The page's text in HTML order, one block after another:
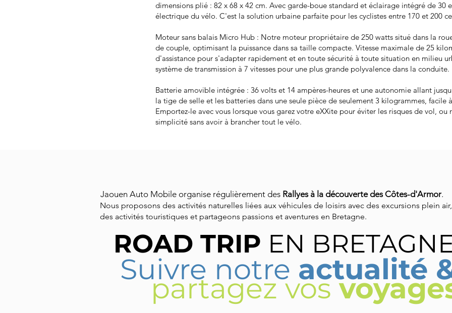
dimensions plié : 82 x 68 x 42 cm. Avec garde-boue standard et éclairage intégré de 30
électrique du vélo. C'est la solution urbaine parfaite pour les cyclistes entre 170 et 200
Moteur sans balais Micro Hub : Notre moteur propriétaire de 250 watts situé dans la
de couple, optimisant la puissance dans sa taille compacte. Vitesse maximale de 25
d'assistance pour s'adapter rapidement et en toute sécurité à toute situation en milieu
système de transmission à 7 vitesses pour une plus grande polyvalence dans la conduite.
Batterie amovible intégrée : 36 volts et 14 ampères-heures et une autonomie allant
la tige de selle et les batteries dans une seule pièce de seulement 3 kilogrammes, facile
Emportez-le avec vous lorsque vous garez votre eXXite pour éviter les risques de vol,
simplicité sans avoir à brancher tout le vélo.
partagez vos
Jaouen Auto Mobile organise régulièrement des Rallyes à la découverte des Côtes-d'Armor.
Suivre notre actualité
Nous proposons des activités naturelles liées aux véhicules de loisirs avec des excursions plein air,
des activités touristiques et partageons passions et aventures en Bretagne.
ROAD TRIP EN